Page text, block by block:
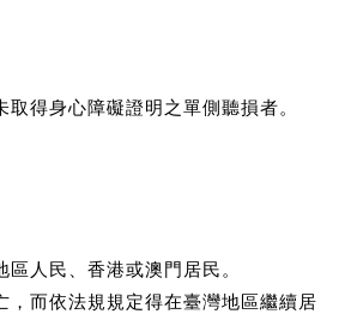
得身心障礙證明之單側聽損者。
人民、香港或澳門居民。
而依法規規定得在臺灣地區繼續居